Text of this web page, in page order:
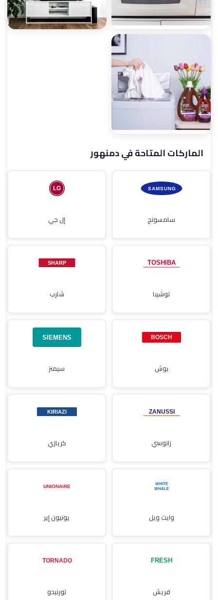
صيانة غسالات أطباق
صيانة مجففات
الماركات المتاحة في دمنهور
سامسونج إل جي
توشيبا شارب
بوش سيمنز
زانوسي كريازي
وايت ويل يونيون إير
فريش تورنيدو